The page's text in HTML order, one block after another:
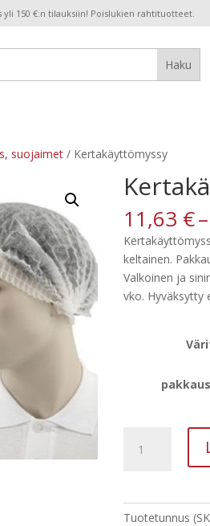
150 €:n tilauksiin! Poislukien rahtituotteet.
suojaimet/ Kertakäyttömyssy
11,63 €–
keltainen.
Valkoinen ja
vko. Hyväksytty
määrä
Tuotetunnus